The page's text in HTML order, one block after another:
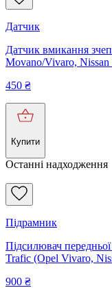
Датчик
Датчик вмикання
Movano/Vivaro,
450 ₴
Купити
Останні надходження
Підрамник
Підсилювач
Trafic (Opel Vivaro,
900 ₴